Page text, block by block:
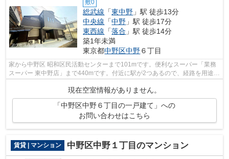
敷0
総武線 「東中野 」駅 徒歩13分
中央線 「中野 」駅 徒歩17分
東西線 「落合 」駅 徒歩14分
築1年未満
東京都中野区中野６丁目
家から中野区 昭和区民活動センターまで101mです。便利なスーパー「業務
スーパー 東中野店」まで440mです。付近に駅が2つあるので、経路を用途や
現在空室情報がありません。
「中野区中野６丁目の一戸建て」への
お問い合わせはこちら
賃貸 | マンション 中野区中野１丁目のマンション